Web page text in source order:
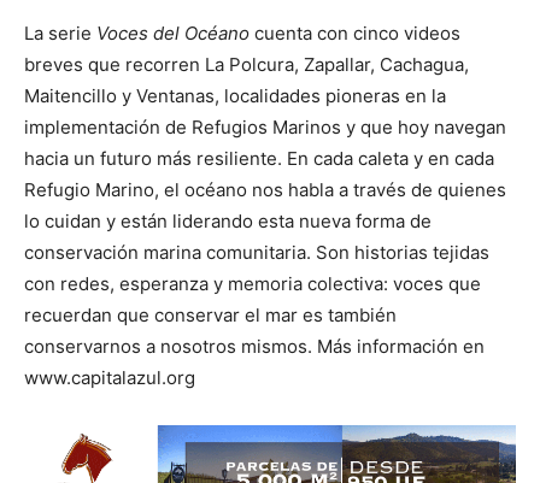
La serie Voces del Océano cuenta con cinco videos
breves que recorren La Polcura, Zapallar, Cachagua,
Maitencillo y Ventanas, localidades pioneras en la
implementación de Refugios Marinos y que hoy navegan
hacia un futuro más resiliente. En cada caleta y en cada
Refugio Marino, el océano nos habla a través de quienes
lo cuidan y están liderando esta nueva forma de
conservación marina comunitaria. Son historias tejidas
con redes, esperanza y memoria colectiva: voces que
recuerdan que conservar el mar es también
conservarnos a nosotros mismos. Más información en
www.capitalazul.org